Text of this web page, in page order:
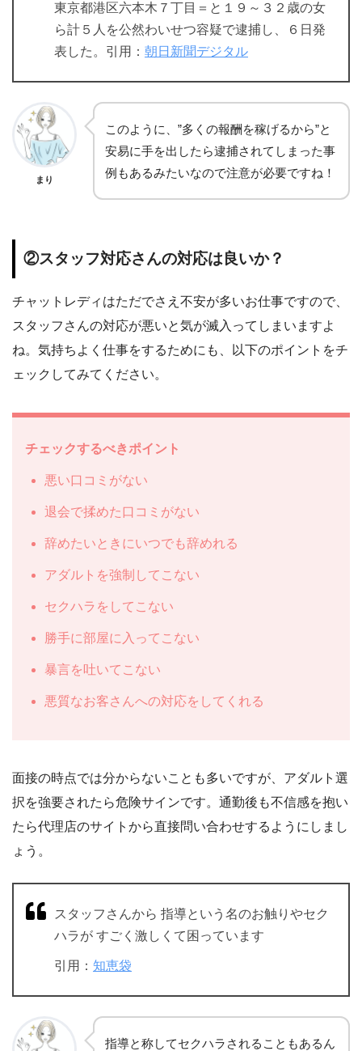
東京都港区六本木７丁目＝と１９～３２歳の女
ら計５人を公然わいせつ容疑で逮捕し、６日発
表した。引用： 朝日新聞デジタル
まり
このように、”多くの報酬を稼げるから”と
安易に手を出したら逮捕されてしまった事
例もあるみたいなので注意が必要ですね！
②スタッフ対応さんの対応は良いか？
チャットレディはただでさえ不安が多いお仕事ですので、
スタッフさんの対応が悪いと気が滅入ってしまいますよ
ね。気持ちよく仕事をするためにも、以下のポイントをチ
ェックしてみてください。
チェックするべきポイント
悪い口コミがない
退会で揉めた口コミがない
辞めたいときにいつでも辞めれる
アダルトを強制してこない
セクハラをしてこない
勝手に部屋に入ってこない
暴言を吐いてこない
悪質なお客さんへの対応をしてくれる
面接の時点では分からないことも多いですが、アダルト選
択を強要されたら危険サインです。通勤後も不信感を抱い
たら代理店のサイトから直接問い合わせするようにしまし
ょう。
スタッフさんから 指導という名のお触りやセク
ハラが すごく激しくて困っています
引用： 知恵袋
指導と称してセクハラされることもあるん